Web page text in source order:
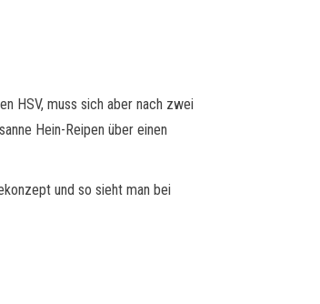
HSV, muss sich aber nach zwei
Hein-Reipen über einen
und so sieht man bei